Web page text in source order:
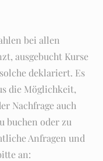
bei allen
ausgebucht Kurse
deklariert. Es
die Möglichkeit,
Nachfrage auch
buchen oder zu
Anfragen und
an: